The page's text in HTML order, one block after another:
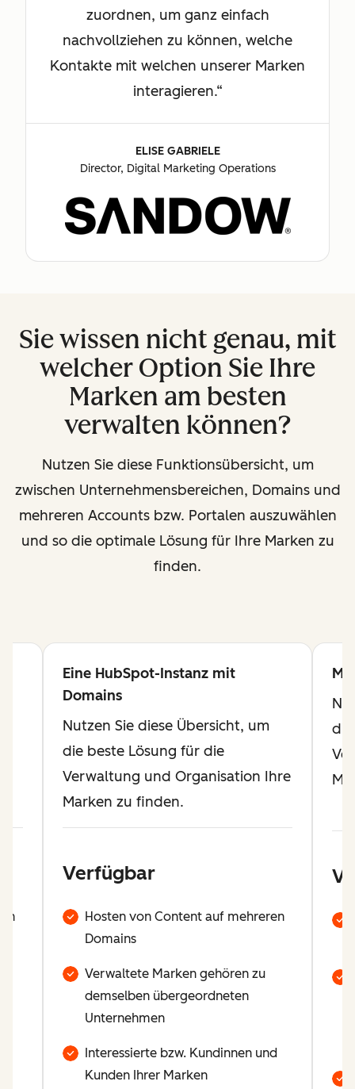
zuordnen, um ganz einfach
nachvollziehen zu können, welche
Kontakte mit welchen unserer Marken
interagieren.
ELISE GABRIELE
Director, Digital Marketing Operations
Sie wissen nicht genau, mit
welcher Option Sie Ihre
Marken am besten
verwalten können?
Nutzen Sie diese Funktionsübersicht, um
zwischen Unternehmensbereichen, Domains und
mehreren Accounts bzw. Portalen auszuwählen
und so die optimale Lösung für Ihre Marken zu
finden.
Eine HubSpot-Instanz mit
Domains
Nutzen Sie diese Übersicht, um
die beste Lösung für die
Verwaltung und Organisation Ihre
Marken zu finden.
Verfügbar
Hosten von Content auf mehreren
Domains
Verwaltete Marken gehören zu
demselben übergeordneten
Unternehmen
Interessierte bzw. Kundinnen und
Kunden Ihrer Marken